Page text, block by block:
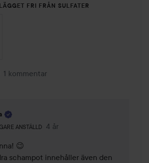
FRI FRÅN SULFATER
1 kommentar
ANSTÄLLDroll: Tidigare anställd.
4 år
Kommentaren lades 4 år
😉
schampot innehåller även den